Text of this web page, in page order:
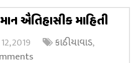
ઐતિહાસીક માહિતી
2019 કાઠીયાવાડ,